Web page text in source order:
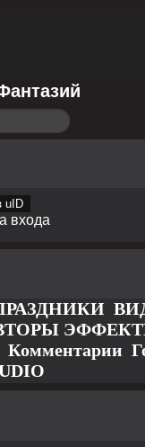
uID
входа
Комментарии